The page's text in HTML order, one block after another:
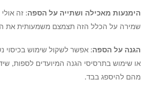
הימנעות מאכילה ושתייה על הספה: זה
שמירה על הכלל הזה תצמצם משמעותית את
הגנה על הספה: אפשר לשקול שימוש בכיסוי
או שימוש בתרסיסי הגנה המיועדים לספות,
מהם להיספג בבד.